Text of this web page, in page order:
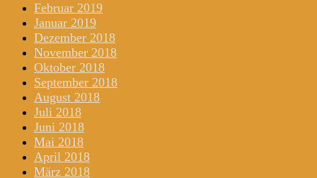
Februar 2019
Januar 2019
Dezember 2018
November 2018
Oktober 2018
September 2018
August 2018
Juli 2018
Juni 2018
Mai 2018
April 2018
März 2018